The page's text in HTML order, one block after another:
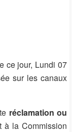
ce jour, Lundi 07
sur les canaux
réclamation ou
à la Commission